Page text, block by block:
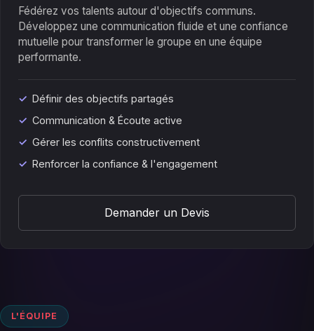
Fédérez vos talents autour d'objectifs communs.
Développez une communication fluide et une confiance
mutuelle pour transformer le groupe en une équipe
performante.
Définir des objectifs partagés
Communication & Écoute active
Gérer les conflits constructivement
Renforcer la confiance & l'engagement
Demander un Devis
L'ÉQUIPE